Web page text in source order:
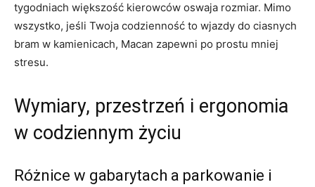
tygodniach większość kierowców oswaja rozmiar. Mimo
wszystko, jeśli Twoja codzienność to wjazdy do ciasnych
bram w kamienicach, Macan zapewni po prostu mniej
stresu.
Wymiary, przestrzeń i ergonomia
w codziennym życiu
Różnice w gabarytach a parkowanie i